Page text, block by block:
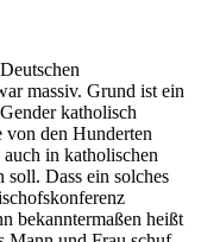
massiv. Grund ist ein
katholisch
von den Hunderten
in katholischen
Dass ein solches
bekanntermaßen heißt